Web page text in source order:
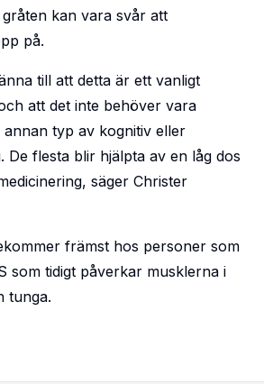
kan vara svår att
på.
till att detta är ett vanligt
att det inte behöver vara
typ av kognitiv eller
De flesta blir hjälpta av en låg dos
säger Christer
främst hos personer som
som tidigt påverkar musklerna i
tunga.